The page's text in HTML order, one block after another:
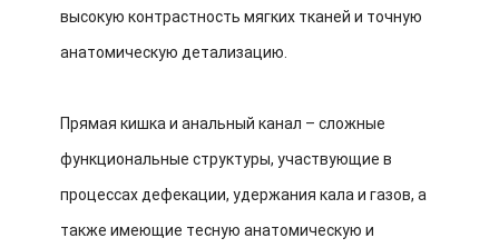
высокую контрастность мягких тканей и точную
анатомическую детализацию.
Прямая кишка и анальный канал – сложные
функциональные структуры, участвующие в
процессах дефекации, удержания кала и газов, а
также имеющие тесную анатомическую и